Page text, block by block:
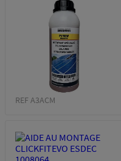
REF A3ACM